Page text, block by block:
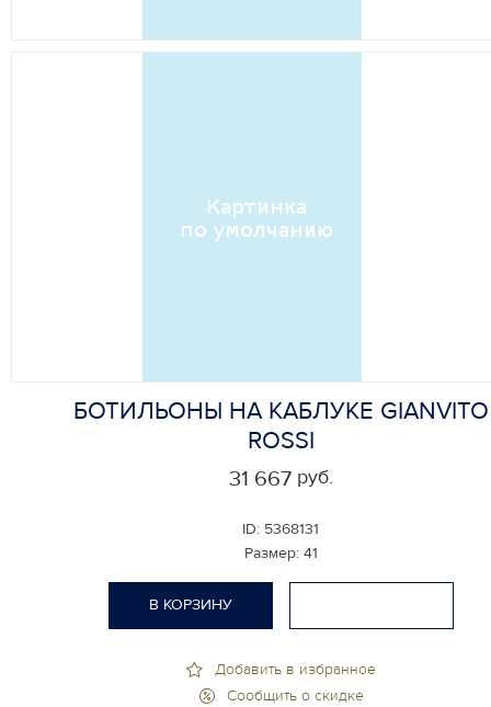
БОТИЛЬОНЫ НА КАБЛУКЕ GIANVITO
ROSSI
ID: 5368131
Размер: 41
31 667 руб.
Добавить в избранное
Сообщить о скидке
В КОРЗИНУ